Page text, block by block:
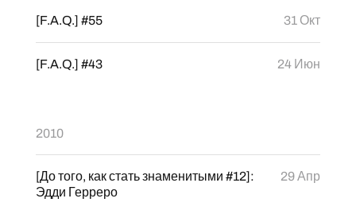
[F.A.Q.] #55 31 Окт
[F.A.Q.] #43 24 Июн
2010
[До того, как стать знаменитыми #12]:
Эдди Герреро
29 Апр